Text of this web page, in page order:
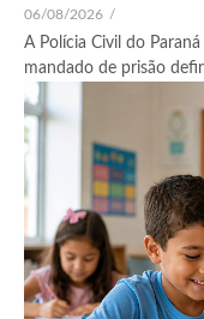
06/08/2026 /
A Polícia Civil do
mandado de prisão